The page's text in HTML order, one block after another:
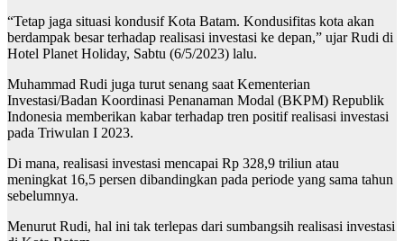
“Tetap jaga situasi kondusif Kota Batam. Kondusifitas kota akan
berdampak besar terhadap realisasi investasi ke depan,” ujar Rudi di
Hotel Planet Holiday, Sabtu (6/5/2023) lalu.
Muhammad Rudi juga turut senang saat Kementerian
Investasi/Badan Koordinasi Penanaman Modal (BKPM) Republik
Indonesia memberikan kabar terhadap tren positif realisasi investasi
pada Triwulan I 2023.
Di mana, realisasi investasi mencapai Rp 328,9 triliun atau
meningkat 16,5 persen dibandingkan pada periode yang sama tahun
sebelumnya.
Menurut Rudi, hal ini tak terlepas dari sumbangsih realisasi investasi